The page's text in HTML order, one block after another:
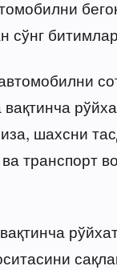
сўнг
шахсни
транспорт